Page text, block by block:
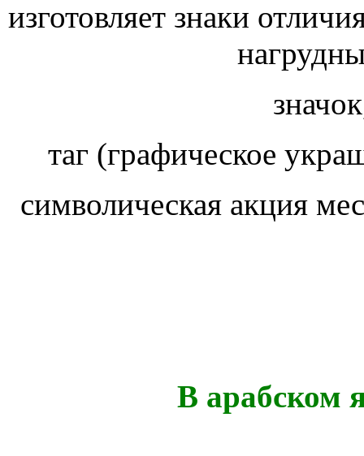
изготовляет знаки
таг (графическое
символическая акция
В арабском